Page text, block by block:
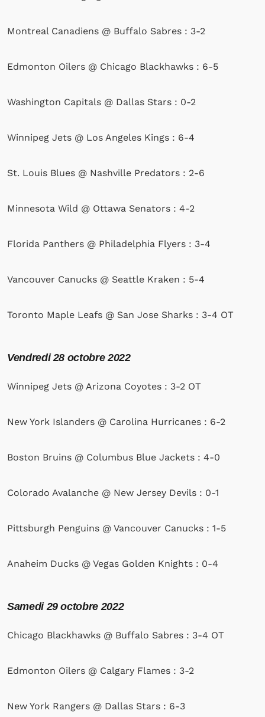
Montreal Canadiens @ Buffalo Sabres : 3-2
Edmonton Oilers @ Chicago Blackhawks : 6-5
Washington Capitals @ Dallas Stars : 0-2
Winnipeg Jets @ Los Angeles Kings : 6-4
St. Louis Blues @ Nashville Predators : 2-6
Minnesota Wild @ Ottawa Senators : 4-2
Florida Panthers @ Philadelphia Flyers : 3-4
Vancouver Canucks @ Seattle Kraken : 5-4
Toronto Maple Leafs @ San Jose Sharks : 3-4 OT
Vendredi 28 octobre 2022
Winnipeg Jets @ Arizona Coyotes : 3-2 OT
New York Islanders @ Carolina Hurricanes : 6-2
Boston Bruins @ Columbus Blue Jackets : 4-0
Colorado Avalanche @ New Jersey Devils : 0-1
Pittsburgh Penguins @ Vancouver Canucks : 1-5
Anaheim Ducks @ Vegas Golden Knights : 0-4
Samedi 29 octobre 2022
Chicago Blackhawks @ Buffalo Sabres : 3-4 OT
Edmonton Oilers @ Calgary Flames : 3-2
New York Rangers @ Dallas Stars : 6-3